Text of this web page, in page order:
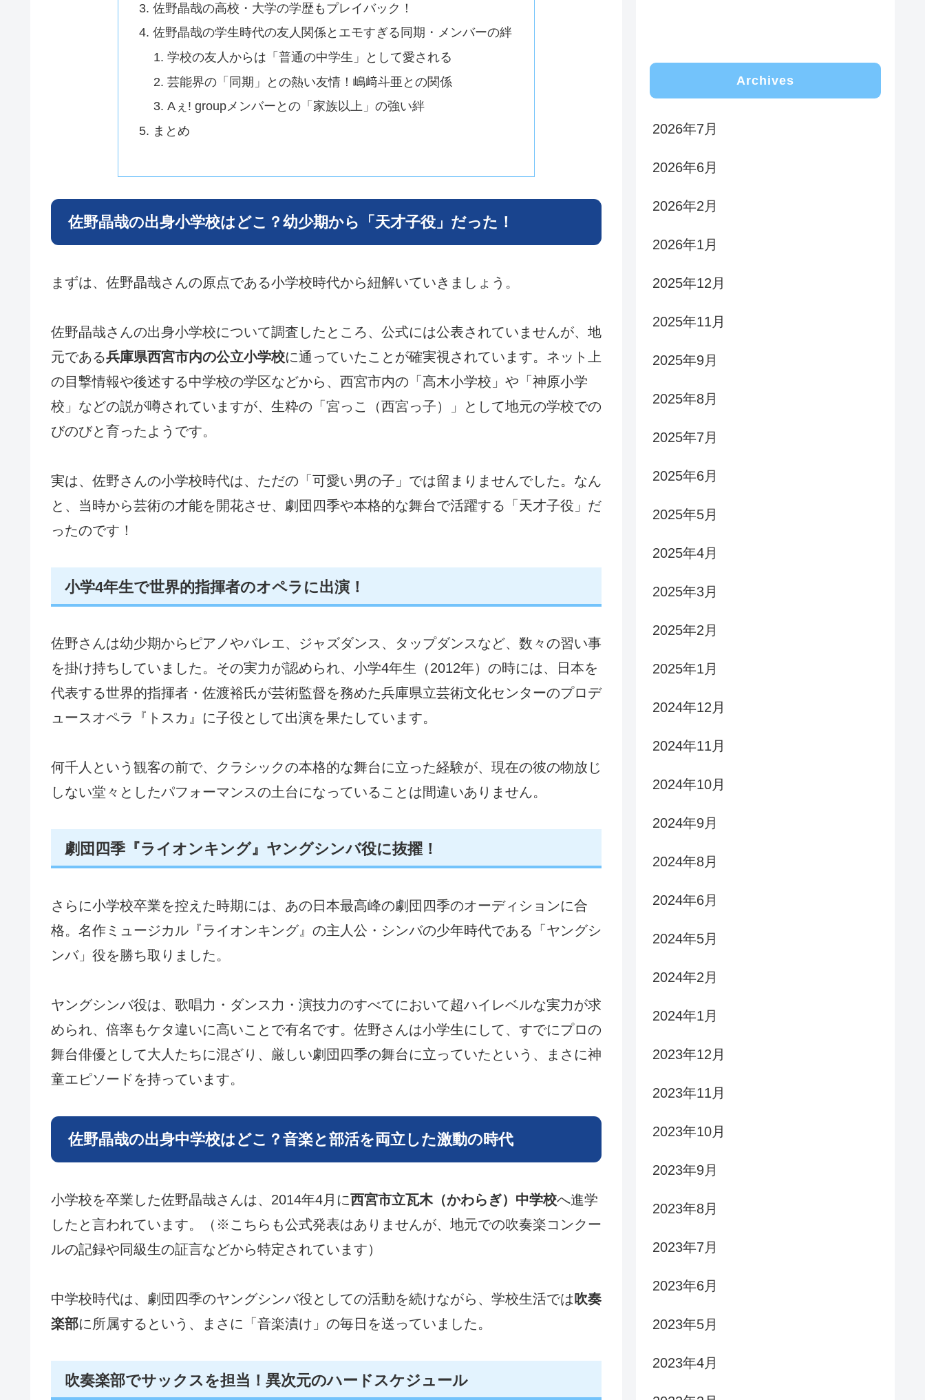
佐野晶哉の高校・大学の学歴もプレイバック！
佐野晶哉の学生時代の友人関係とエモすぎる同期・メンバーの絆
学校の友人からは「普通の中学生」として愛される
芸能界の「同期」との熱い友情！嶋﨑斗亜との関係
Aぇ! groupメンバーとの「家族以上」の強い絆
まとめ
佐野晶哉の出身小学校はどこ？幼少期から「天才子役」だった！
まずは、佐野晶哉さんの原点である小学校時代から紐解いていきましょう。
佐野晶哉さんの出身小学校について調査したところ、公式には公表されていませんが、地
元である兵庫県西宮市内の公立小学校に通っていたことが確実視されています。ネット上
の目撃情報や後述する中学校の学区などから、西宮市内の「高木小学校」や「神原小学
校」などの説が噂されていますが、生粋の「宮っこ（西宮っ子）」として地元の学校での
びのびと育ったようです。
実は、佐野さんの小学校時代は、ただの「可愛い男の子」では留まりませんでした。なん
と、当時から芸術の才能を開花させ、劇団四季や本格的な舞台で活躍する「天才子役」だ
ったのです！
小学4年生で世界的指揮者のオペラに出演！
佐野さんは幼少期からピアノやバレエ、ジャズダンス、タップダンスなど、数々の習い事
を掛け持ちしていました。その実力が認められ、小学4年生（2012年）の時には、日本を
代表する世界的指揮者・佐渡裕氏が芸術監督を務めた兵庫県立芸術文化センターのプロデ
ュースオペラ『トスカ』に子役として出演を果たしています。
何千人という観客の前で、クラシックの本格的な舞台に立った経験が、現在の彼の物放じ
しない堂々としたパフォーマンスの土台になっていることは間違いありません。
劇団四季『ライオンキング』ヤングシンバ役に抜擢！
さらに小学校卒業を控えた時期には、あの日本最高峰の劇団四季のオーディションに合
格。名作ミュージカル『ライオンキング』の主人公・シンバの少年時代である「ヤングシ
ンバ」役を勝ち取りました。
ヤングシンバ役は、歌唱力・ダンス力・演技力のすべてにおいて超ハイレベルな実力が求
められ、倍率もケタ違いに高いことで有名です。佐野さんは小学生にして、すでにプロの
舞台俳優として大人たちに混ざり、厳しい劇団四季の舞台に立っていたという、まさに神
童エピソードを持っています。
佐野晶哉の出身中学校はどこ？音楽と部活を両立した激動の時代
小学校を卒業した佐野晶哉さんは、2014年4月に西宮市立瓦木（かわらぎ）中学校へ進学
したと言われています。（※こちらも公式発表はありませんが、地元での吹奏楽コンクー
ルの記録や同級生の証言などから特定されています）
中学校時代は、劇団四季のヤングシンバ役としての活動を続けながら、学校生活では吹奏
楽部に所属するという、まさに「音楽漬け」の毎日を送っていました。
吹奏楽部でサックスを担当！異次元のハードスケジュール
Archives
2026年7月
2026年6月
2026年2月
2026年1月
2025年12月
2025年11月
2025年9月
2025年8月
2025年7月
2025年6月
2025年5月
2025年4月
2025年3月
2025年2月
2025年1月
2024年12月
2024年11月
2024年10月
2024年9月
2024年8月
2024年6月
2024年5月
2024年2月
2024年1月
2023年12月
2023年11月
2023年10月
2023年9月
2023年8月
2023年7月
2023年6月
2023年5月
2023年4月